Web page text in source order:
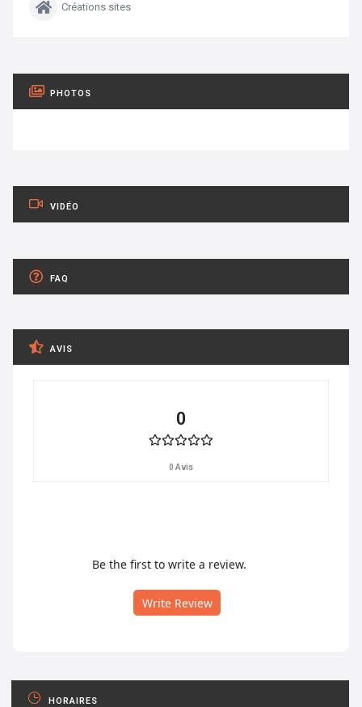
Créations sites
PHOTOS
VIDÉO
FAQ
AVIS
0
0 Avis
Be the first to write a review.
Write Review
HORAIRES